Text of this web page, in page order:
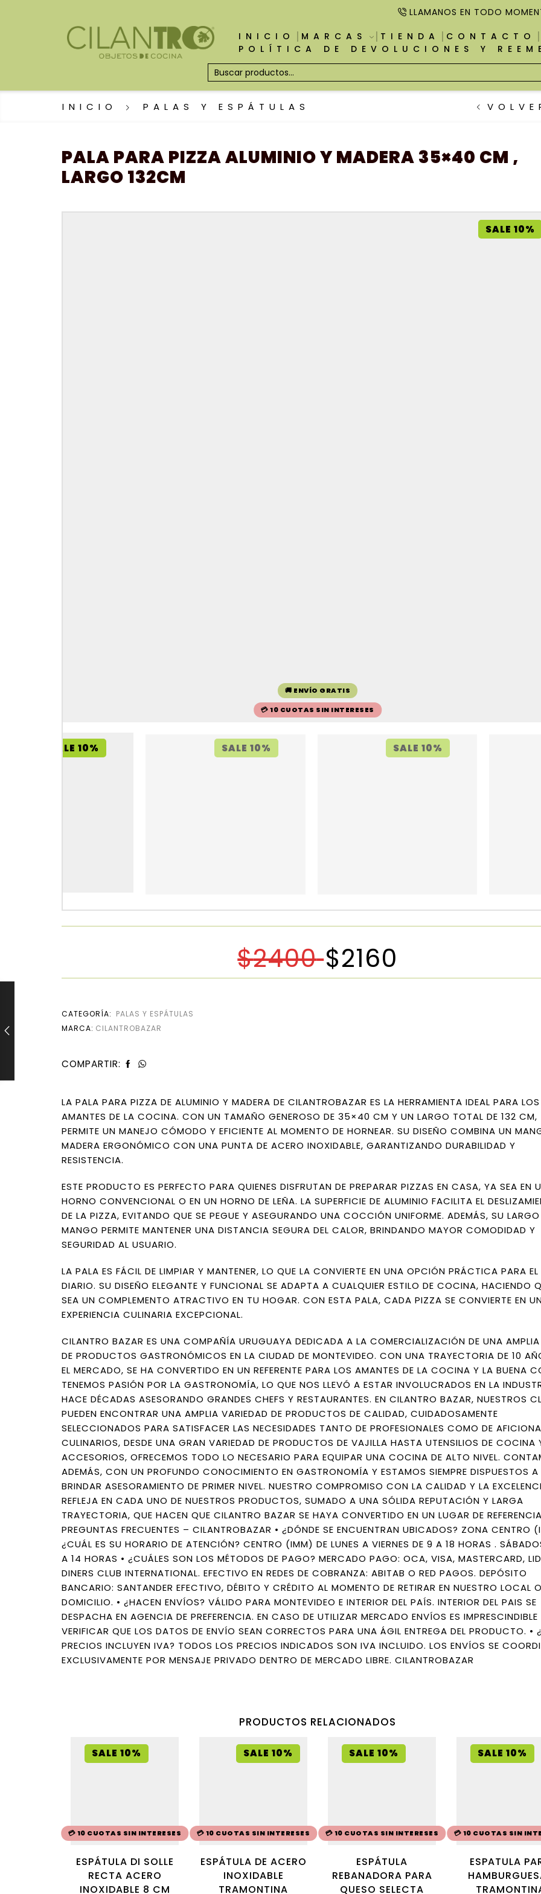
LLAMANOS EN TODO
INICIO
MARCAS TIENDA
CONTACTO
POLÍTICA DE DEVOLUCIONES Y
INICIO PALAS Y ESPÁTULAS
PALA PARA PIZZA ALUMINIO Y MADERA 35×40 CM ,
LARGO 132CM
SALE 10%
🚚 ENVÍO GRATIS
💳 10 CUOTAS SIN INTERESES
SALE 10% SALE 10% SALE 10%
$2400 $2160
CATEGORÍA: PALAS Y ESPÁTULAS
MARCA: CILANTROBAZAR
COMPARTIR:
LA PALA PARA PIZZA DE ALUMINIO Y MADERA DE CILANTROBAZAR ES LA HERRAMIENTA IDEAL PARA LOS
AMANTES DE LA COCINA. CON UN TAMAÑO GENEROSO DE 35×40 CM Y UN LARGO TOTAL DE 132 CM,
PERMITE UN MANEJO CÓMODO Y EFICIENTE AL MOMENTO DE HORNEAR. SU DISEÑO COMBINA UN
MADERA ERGONÓMICO CON UNA PUNTA DE ACERO INOXIDABLE, GARANTIZANDO DURABILIDAD Y
RESISTENCIA.
ESTE PRODUCTO ES PERFECTO PARA QUIENES DISFRUTAN DE PREPARAR PIZZAS EN CASA, YA SEA EN
HORNO CONVENCIONAL O EN UN HORNO DE LEÑA. LA SUPERFICIE DE ALUMINIO FACILITA EL
DE LA PIZZA, EVITANDO QUE SE PEGUE Y ASEGURANDO UNA COCCIÓN UNIFORME. ADEMÁS, SU LARGO
MANGO PERMITE MANTENER UNA DISTANCIA SEGURA DEL CALOR, BRINDANDO MAYOR COMODIDAD Y
SEGURIDAD AL USUARIO.
LA PALA ES FÁCIL DE LIMPIAR Y MANTENER, LO QUE LA CONVIERTE EN UNA OPCIÓN PRÁCTICA PARA EL
DIARIO. SU DISEÑO ELEGANTE Y FUNCIONAL SE ADAPTA A CUALQUIER ESTILO DE COCINA, HACIENDO
SEA UN COMPLEMENTO ATRACTIVO EN TU HOGAR. CON ESTA PALA, CADA PIZZA SE CONVIERTE EN
EXPERIENCIA CULINARIA EXCEPCIONAL.
CILANTRO BAZAR ES UNA COMPAÑÍA URUGUAYA DEDICADA A LA COMERCIALIZACIÓN DE UNA
DE PRODUCTOS GASTRONÓMICOS EN LA CIUDAD DE MONTEVIDEO. CON UNA TRAYECTORIA DE 10
EL MERCADO, SE HA CONVERTIDO EN UN REFERENTE PARA LOS AMANTES DE LA COCINA Y LA BUENA
TENEMOS PASIÓN POR LA GASTRONOMÍA, LO QUE NOS LLEVÓ A ESTAR INVOLUCRADOS EN LA
HACE DÉCADAS ASESORANDO GRANDES CHEFS Y RESTAURANTES. EN CILANTRO BAZAR, NUESTROS
PUEDEN ENCONTRAR UNA AMPLIA VARIEDAD DE PRODUCTOS DE CALIDAD, CUIDADOSAMENTE
SELECCIONADOS PARA SATISFACER LAS NECESIDADES TANTO DE PROFESIONALES COMO DE
CULINARIOS, DESDE UNA GRAN VARIEDAD DE PRODUCTOS DE VAJILLA HASTA UTENSILIOS DE COCINA
ACCESORIOS, OFRECEMOS TODO LO NECESARIO PARA EQUIPAR UNA COCINA DE ALTO NIVEL.
ADEMÁS, CON UN PROFUNDO CONOCIMIENTO EN GASTRONOMÍA Y ESTAMOS SIEMPRE DISPUESTOS A
BRINDAR ASESORAMIENTO DE PRIMER NIVEL. NUESTRO COMPROMISO CON LA CALIDAD Y LA
REFLEJA EN CADA UNO DE NUESTROS PRODUCTOS, SUMADO A UNA SÓLIDA REPUTACIÓN Y LARGA
TRAYECTORIA, QUE HACEN QUE CILANTRO BAZAR SE HAYA CONVERTIDO EN UN LUGAR DE
PREGUNTAS FRECUENTES – CILANTROBAZAR • ¿DÓNDE SE ENCUENTRAN UBICADOS? ZONA CENTRO
¿CUÁL ES SU HORARIO DE ATENCIÓN? CENTRO (IMM) DE LUNES A VIERNES DE 9 A 18 HORAS .
A 14 HORAS • ¿CUÁLES SON LOS MÉTODOS DE PAGO? MERCADO PAGO: OCA, VISA, MASTERCARD,
DINERS CLUB INTERNATIONAL. EFECTIVO EN REDES DE COBRANZA: ABITAB O RED PAGOS. DEPÓSITO
BANCARIO: SANTANDER EFECTIVO, DÉBITO Y CRÉDITO AL MOMENTO DE RETIRAR EN NUESTRO LOCAL
DOMICILIO. • ¿HACEN ENVÍOS? VÁLIDO PARA MONTEVIDEO E INTERIOR DEL PAÍS. INTERIOR DEL PAIS SE
DESPACHA EN AGENCIA DE PREFERENCIA. EN CASO DE UTILIZAR MERCADO ENVÍOS ES IMPRESCINDIBLE
VERIFICAR QUE LOS DATOS DE ENVÍO SEAN CORRECTOS PARA UNA ÁGIL ENTREGA DEL PRODUCTO. •
PRECIOS INCLUYEN IVA? TODOS LOS PRECIOS INDICADOS SON IVA INCLUIDO. LOS ENVÍOS SE
EXCLUSIVAMENTE POR MENSAJE PRIVADO DENTRO DE MERCADO LIBRE. CILANTROBAZAR
PRODUCTOS RELACIONADOS
SALE 10%
💳 10 CUOTAS SIN INTERESES
ESPÁTULA DI SOLLE
RECTA ACERO
INOXIDABLE 8 CM
SALE 10%
💳 10 CUOTAS SIN INTERESES
ESPÁTULA DE ACERO
INOXIDABLE
TRAMONTINA
SALE 10%
💳 10 CUOTAS SIN INTERESES
ESPÁTULA
REBANADORA PARA
QUESO SELECTA
SALE 10%
💳 10 CUOTAS SIN
ESPATULA